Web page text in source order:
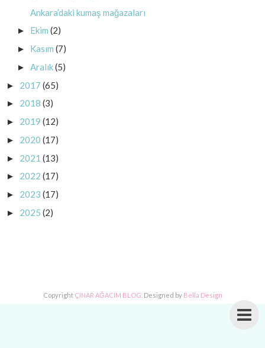
Ankara’daki kumaş mağazaları
► Ekim (2)
► Kasım (7)
► Aralık(5)
► 2017 (65)
► 2018 (3)
► 2019 (12)
► 2020 (17)
► 2021 (13)
► 2022 (17)
► 2023 (17)
► 2025 (2)
Copyright ÇINAR AĞACIM BLOG . Designed by Bella Design